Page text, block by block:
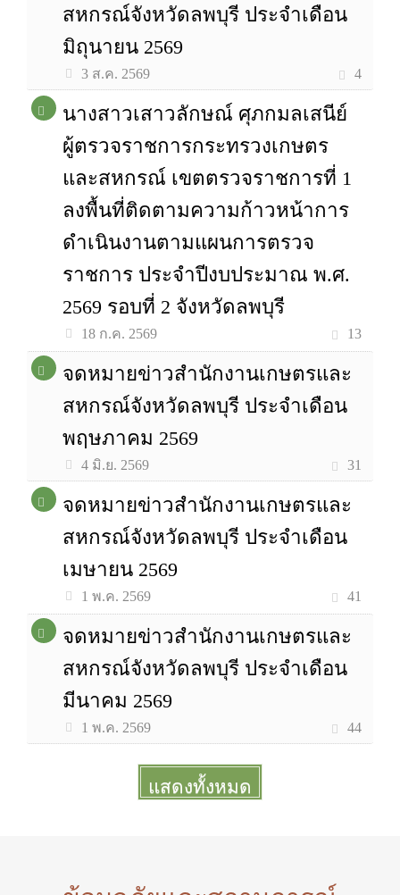
สหกรณ์จังหวัดลพบุรี ประจำเดือน
มิถุนายน 2569
3 ส.ค. 2569 4
นางสาวเสาวลักษณ์ ศุภกมลเสนีย์
ผู้ตรวจราชการกระทรวงเกษตร
และสหกรณ์ เขตตรวจราชการที่ 1
ลงพื้นที่ติดตามความก้าวหน้าการ
ดำเนินงานตามแผนการตรวจ
ราชการ ประจำปีงบประมาณ พ.ศ.
2569 รอบที่ 2 จังหวัดลพบุรี
18 ก.ค. 2569 13
จดหมายข่าวสำนักงานเกษตรและ
สหกรณ์จังหวัดลพบุรี ประจำเดือน
พฤษภาคม 2569
4 มิ.ย. 2569 31
จดหมายข่าวสำนักงานเกษตรและ
สหกรณ์จังหวัดลพบุรี ประจำเดือน
เมษายน 2569
1 พ.ค. 2569 41
จดหมายข่าวสำนักงานเกษตรและ
สหกรณ์จังหวัดลพบุรี ประจำเดือน
มีนาคม 2569
1 พ.ค. 2569 44
แสดงทั้งหมด